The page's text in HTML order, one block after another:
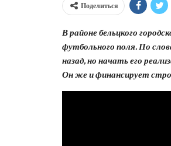
Поделиться
В районе бельцкого
футбольного поля. По
назад, но начать его
Он же и финансирует